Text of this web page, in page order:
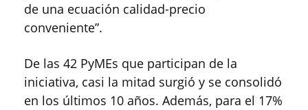
de una ecuación calidad-precio
conveniente”.
De las 42 PyMEs que participan de la
iniciativa, casi la mitad surgió y se consolidó
en los últimos 10 años. Además, para el 17%